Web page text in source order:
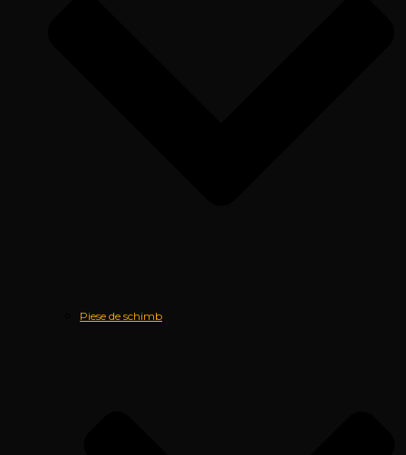
Piese de schimb